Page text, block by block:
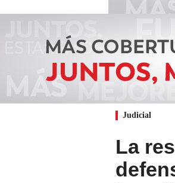
Judicial
La